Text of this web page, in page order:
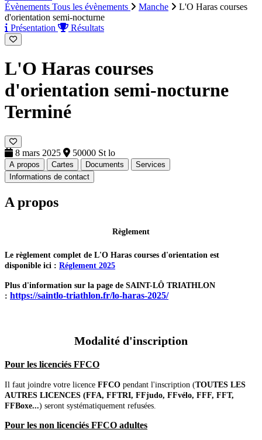
Évènements Tous les évènements Manche
L'O Haras courses
d'orientation semi-nocturne
Présentation
Résultats
L'O Haras courses
d'orientation semi-nocturne
Terminé
8 mars 2025 50000 St lo
A propos Cartes Documents
Services
Informations de contact
A propos
Règlement
Le règlement complet de L'O Haras courses d'orientation est
disponible ici : Réglement 2025
Plus d'information sur la page de SAINT-LÔ TRIATHLON
: https://saintlo-triathlon.fr/lo-haras-2025/
Modalité d'inscription
Pour les licenciés FFCO
Il faut joindre votre licence FFCO pendant l'inscription (TOUTES LES
AUTRES LICENCES (FFA, FFTRI, FFjudo, FFvélo, FFF, FFT,
FFBoxe...) seront systématiquement refusées.
Pour les non licenciés FFCO adultes